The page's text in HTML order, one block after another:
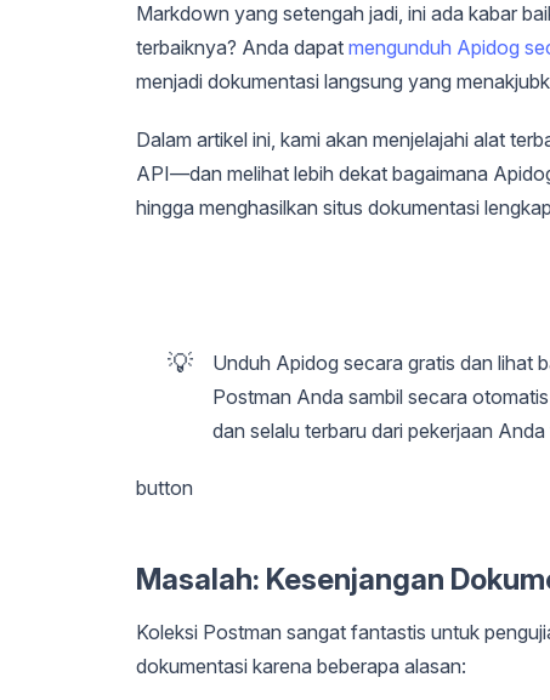
Markdown yang setengah jadi, ini ada kabar
terbaiknya? Anda dapat mengunduh Apidog
menjadi dokumentasi langsung yang
Dalam artikel ini, kami akan menjelajahi alat
API—dan melihat lebih dekat bagaimana
hingga menghasilkan situs dokumentasi
💡
Unduh Apidog secara gratis dan lihat
Postman Anda sambil secara
dan selalu terbaru dari pekerjaan
button
Masalah: Kesenjangan
Koleksi Postman sangat fantastis untuk
dokumentasi karena beberapa alasan: